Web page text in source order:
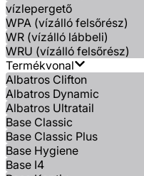
vízlepergető
WPA (vízálló felsőrész)
WR (vízálló lábbeli)
WRU (vízálló felsőrész)
Termékvonal
Albatros Clifton
Albatros Dynamic
Albatros Ultratail
Base Classic
Base Classic Plus
Base Hygiene
Base I4